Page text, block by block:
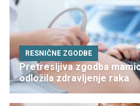
RESNIČNE ZGODBE
Pretresljiva zgodba
odložila zdravljenje raka